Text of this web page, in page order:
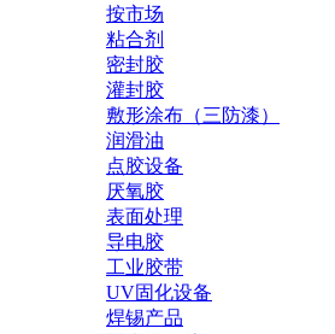
按市场
粘合剂
密封胶
灌封胶
敷形涂布（三防漆）
润滑油
点胶设备
厌氧胶
表面处理
导电胶
工业胶带
UV固化设备
焊锡产品